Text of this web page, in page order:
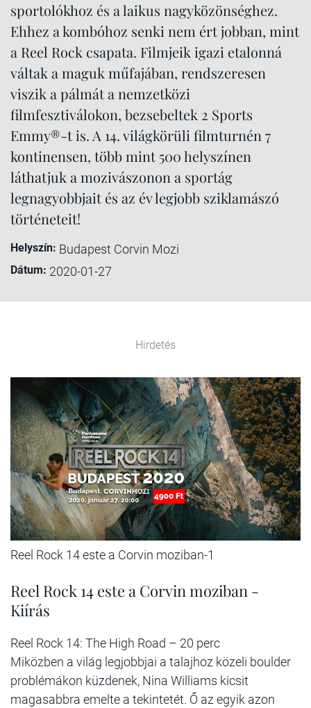
sportolókhoz és a laikus nagyközönséghez.
Ehhez a kombóhoz senki nem ért jobban, mint
a Reel Rock csapata. Filmjeik igazi etalonná
váltak a maguk műfajában, rendszeresen
viszik a pálmát a nemzetközi
filmfesztiválokon, bezsebeltek 2 Sports
Emmy®-t is. A 14. világkörüli filmturnén 7
kontinensen, több mint 500 helyszínen
láthatjuk a mozivászonon a sportág
legnagyobbjait és az év legjobb sziklamászó
történeteit!
Helyszín: Budapest Corvin Mozi
Dátum: 2020-01-27
Hirdetés
Reel Rock 14 este a Corvin moziban-1
Reel Rock 14 este a Corvin moziban -
Kiírás
Reel Rock 14: The High Road – 20 perc
Miközben a világ legjobbjai a talajhoz közeli boulder
problémákon küzdenek, Nina Williams kicsit
magasabbra emelte a tekintetét. Ő az egyik azon